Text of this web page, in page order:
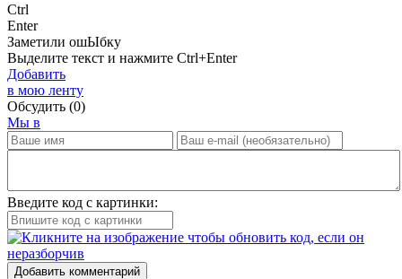
Ctrl
Enter
Заметили ошЫбку
Выделите текст и нажмите Ctrl+Enter
Добавить
в мою ленту
Обсудить (0)
Мы в
Введите код с картинки:
Добавить комментарий